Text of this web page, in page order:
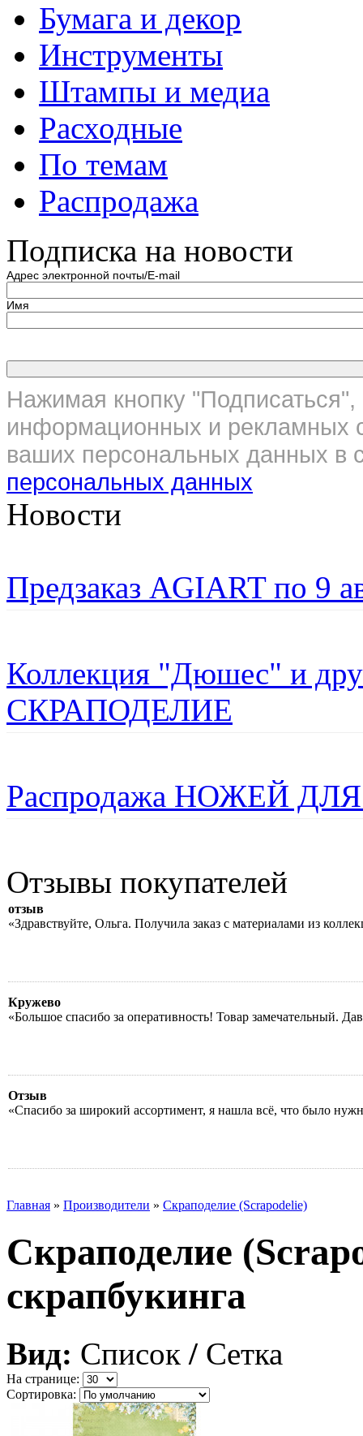
Бумага и декор
Инструменты
Штампы и медиа
Расходные
По темам
Распродажа
Подписка на новости
Адрес электронной почты/E-mail
Имя
Нажимая кнопку
информационных и рекламных
ваших персональных данных в
персональных данных
Новости
Предзаказ AGIART по 9
Коллекция "Дюшес" и
СКРАПОДЕЛИЕ
Распродажа НОЖЕЙ
Отзывы покупателей
отзыв
«Здравствуйте, Ольга. Получила заказ с материалами из
Кружево
«Большое спасибо за оперативность! Товар замечательный.
Отзыв
«Спасибо за широкий ассортимент, я нашла всё, что было
Главная » Производители » Скраподелие (Scrapodelie)
Скраподелие
скрапбукинга
Вид: Список / Сетка
На странице:
Сортировка: